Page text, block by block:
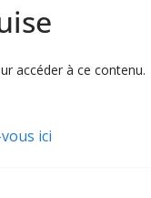
accéder à ce contenu.
ici